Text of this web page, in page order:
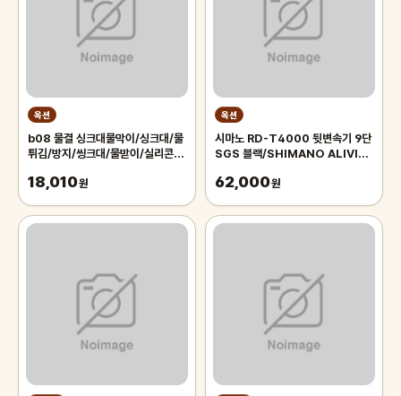
옥션
b08 물결 싱크대물막이/싱크대/물
튀김/방지/씽크대/물받이/실리콘/
지/PVC
18,010원
옥션
시마노 RD-T4000 뒷변속기 9단
SGS 블랙/SHIMANO ALIVIO
속기
62,000원